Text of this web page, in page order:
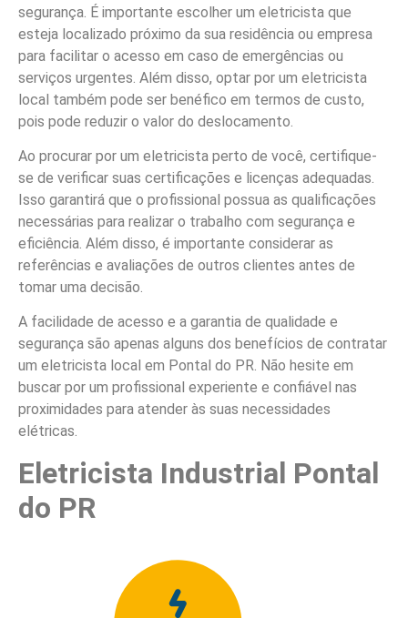
segurança. É importante escolher um eletricista que
esteja localizado próximo da sua residência ou empresa
para facilitar o acesso em caso de emergências ou
serviços urgentes. Além disso, optar por um eletricista
local também pode ser benéfico em termos de custo,
pois pode reduzir o valor do deslocamento.
Ao procurar por um eletricista perto de você, certifique-
se de verificar suas certificações e licenças adequadas.
Isso garantirá que o profissional possua as qualificações
necessárias para realizar o trabalho com segurança e
eficiência. Além disso, é importante considerar as
referências e avaliações de outros clientes antes de
tomar uma decisão.
A facilidade de acesso e a garantia de qualidade e
segurança são apenas alguns dos benefícios de contratar
um eletricista local em Pontal do PR. Não hesite em
buscar por um profissional experiente e confiável nas
proximidades para atender às suas necessidades
elétricas.
Eletricista Industrial Pontal
do PR